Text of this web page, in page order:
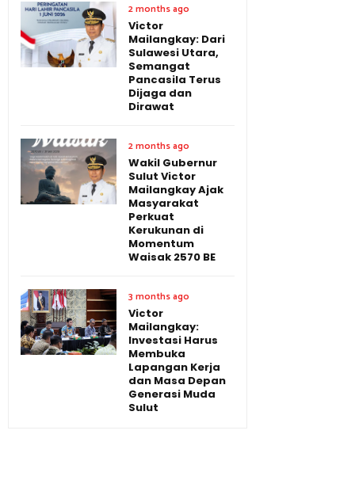
2 months ago
Victor
Mailangkay: Dari
Sulawesi Utara,
Semangat
Pancasila Terus
Dijaga dan
Dirawat
2 months ago
Wakil Gubernur
Sulut Victor
Mailangkay Ajak
Masyarakat
Perkuat
Kerukunan di
Momentum
Waisak 2570 BE
3 months ago
Victor
Mailangkay:
Investasi Harus
Membuka
Lapangan Kerja
dan Masa Depan
Generasi Muda
Sulut